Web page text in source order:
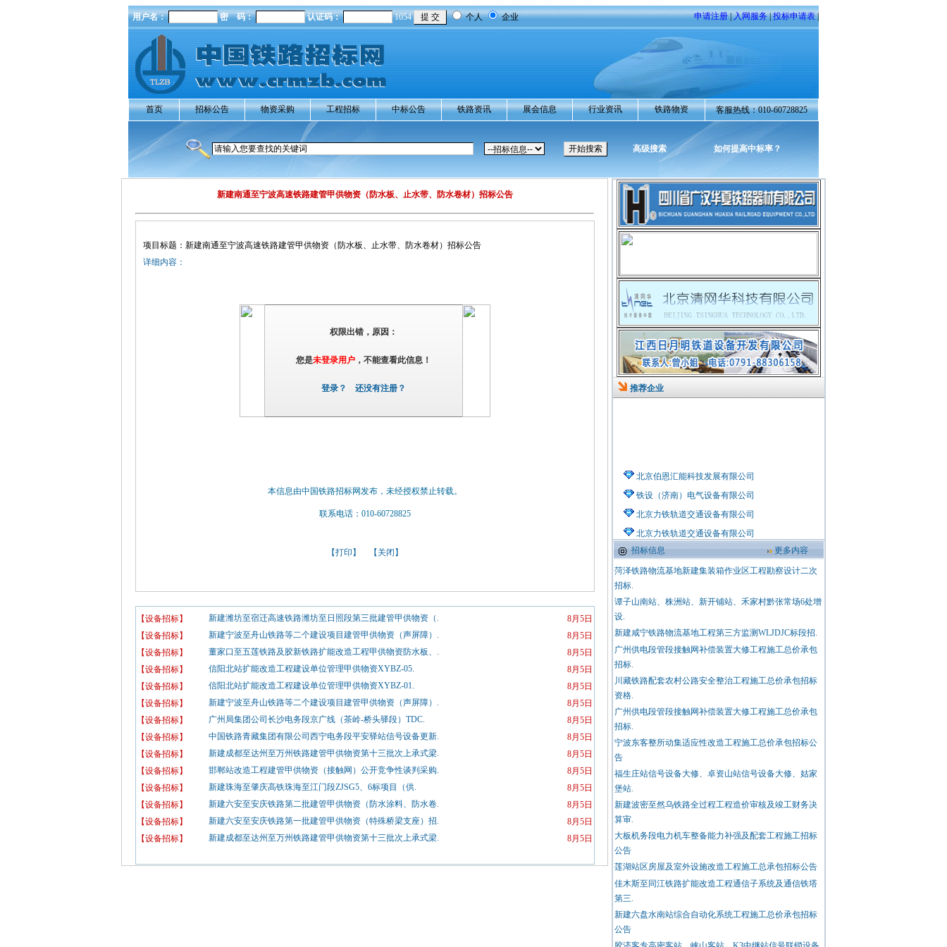
用户名： 密 码： 认证码： 1054 个人 企业 申请注册 | 入网服务 |投标申请表 |
首页 招标公告 物资采购 工程招标 中标公告 铁路资讯 展会信息 行业资讯 铁路物资 客服热线：010-60728825
高级搜索 如何提高中标率？
新建南通至宁波高速铁路建管甲供物资（防水板、止水带、防水卷材）招标公告
项目标题：新建南通至宁波高速铁路建管甲供物资（防水板、止水带、防水卷材）招标公告
详细内容：
权限出错，原因：
您是未登录用户，不能查看此信息！
登录？ 还没有注册？
本信息由中国铁路招标网发布，未经授权禁止转载。
联系电话：010-60728825
【打印 】 【 关闭 】
【设备招标】 新建潍坊至宿迁高速铁路潍坊至日照段第三批建管甲供物资（.
8月5日
【设备招标】
新建宁波至舟山铁路等二个建设项目建管甲供物资（声屏障）.
8月5日
【设备招标】
董家口至五莲铁路及胶新铁路扩能改造工程甲供物资防水板、.
8月5日
【设备招标】
信阳北站扩能改造工程建设单位管理甲供物资XYBZ-05.
8月5日
【设备招标】
信阳北站扩能改造工程建设单位管理甲供物资XYBZ-01.
8月5日
【设备招标】
新建宁波至舟山铁路等二个建设项目建管甲供物资（声屏障）.
8月5日
【设备招标】
广州局集团公司长沙电务段京广线（茶岭-桥头驿段）TDC.
8月5日
【设备招标】
中国铁路青藏集团有限公司西宁电务段平安驿站信号设备更新.
8月5日
【设备招标】
新建成都至达州至万州铁路建管甲供物资第十三批次上承式梁.
8月5日
【设备招标】
邯郸站改造工程建管甲供物资（接触网）公开竞争性谈判采购.
8月5日
【设备招标】
新建珠海至肇庆高铁珠海至江门段ZJSG5、6标项目（供.
8月5日
【设备招标】
新建六安至安庆铁路第二批建管甲供物资（防水涂料、防水卷.
8月5日
【设备招标】
新建六安至安庆铁路第一批建管甲供物资（特殊桥梁支座）招.
8月5日
【设备招标】
新建成都至达州至万州铁路建管甲供物资第十三批次上承式梁. 8月5日
推荐企业
邯郸市黎明铁路器材有限公司
北京佳讯飞鸿电气股份有限公司
中铁十九局集团公司
广东铁路建设监理有限公司
宜兴市腾达土工布有限公司
东莞市津盈实业有限公司
福建中冶基本建设物资供应有限公..
江苏世纪鑫源建设工程有限公司
深圳市全路通铁路交通设备有限公..
山西运城夏县宏信通风设备有限公..
山西运城通风设备有限公司
锦州恒源铁路工电器材制造有限公..
招标信息 更多内容
菏泽铁路物流基地新建集装箱作业区工程勘察设计二次
招标.
谭子山南站、株洲站、新开铺站、禾家村黔张常场6处增
设.
新建咸宁铁路物流基地工程第三方监测WLJDJC标段招.
广州供电段管段接触网补偿装置大修工程施工总价承包
招标.
川藏铁路配套农村公路安全整治工程施工总价承包招标
资格.
广州供电段管段接触网补偿装置大修工程施工总价承包
招标.
宁波东客整所动集适应性改造工程施工总价承包招标公
告
福生庄站信号设备大修、卓资山站信号设备大修、姑家
堡站.
新建波密至然乌铁路全过程工程造价审核及竣工财务决
算审.
大板机务段电力机车整备能力补强及配套工程施工招标
公告
莲湖站区房屋及室外设施改造工程施工总承包招标公告
佳木斯至同江铁路扩能改造工程通信子系统及通信铁塔
第三.
新建六盘水南站综合自动化系统工程施工总价承包招标
公告